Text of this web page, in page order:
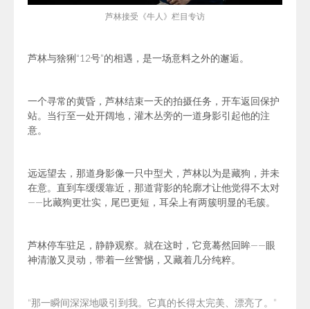
芦林接受 《牛人》 栏目专访
芦林与猞猁“12号”的相遇，是一场意料之外的邂逅。
一个寻常的黄昏，芦林结束一天的拍摄任务，开车返回保护
站。当行至一处开阔地，灌木丛旁的一道身影引起他的注
意。
远远望去，那道身影像一只中型犬，芦林以为是藏狗，并未
在意。直到车缓缓靠近，那道背影的轮廓才让他觉得不太对
——比藏狗更壮实，尾巴更短，耳朵上有两簇明显的毛簇。
芦林停车驻足，静静观察。就在这时，它竟蓦然回眸——眼
神清澈又灵动，带着一丝警惕，又藏着几分纯粹。
“那一瞬间深深地吸引到我。它真的长得太完美、漂亮了。”